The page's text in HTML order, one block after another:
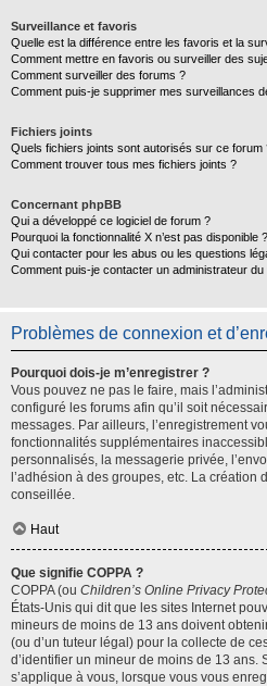
Surveillance et favoris
Quelle est la différence entre les favoris et la
Comment mettre en favoris ou surveiller des
Comment surveiller des forums ?
Comment puis-je supprimer mes surveillances
Fichiers joints
Quels fichiers joints sont autorisés sur ce forum
Comment trouver tous mes fichiers joints ?
Concernant phpBB
Qui a développé ce logiciel de forum ?
Pourquoi la fonctionnalité X n’est pas disponible ?
Qui contacter pour les abus ou les questions
Comment puis-je contacter un administrateur du
Problèmes de connexion et
Pourquoi dois-je m’enregistrer ?
Vous pouvez ne pas le faire, mais
configuré les forums afin qu’il soit
messages. Par ailleurs, l’enregistrement
fonctionnalités supplémentaires
personnalisés, la messagerie privée,
l’adhésion à des groupes, etc. La création
conseillée.
Haut
Que signifie COPPA ?
COPPA (ou Children’s Online Privacy
États-Unis qui dit que les sites Internet
mineurs de moins de 13 ans doivent
(ou d’un tuteur légal) pour la collecte de
d’identifier un mineur de moins de 13 ans.
s’applique à vous, lorsque vous vous